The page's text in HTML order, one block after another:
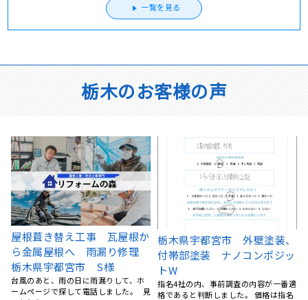
一覧を見る
栃木のお客様の声
栃木県宇都宮市 アパート屋
根工事 カバー工法
アパートの住人さんから、雨漏りして
いるとの連絡を頂き、慌てて屋根工事
業者を探したのですが、今･･･
屋根塗装、棟鈑金交換、外壁
塗装 栃木県宇都宮市 N様
5社くらい提案を聞きましたが、リフォ
ームの森さんが一番丁寧にご対応くだ
さいました。 職人さん･･･